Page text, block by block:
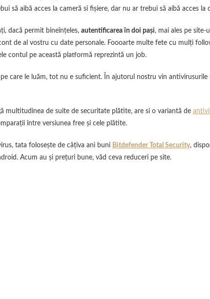
să aibă acces la cameră si fișiere, dar nu ar trebui să aibă acces la
dacă permit bineînțeles, autentificarea în doi pași, mai ales pe site-
de al vostru cu date personale. Foooarte multe fete cu mulți
contul pe această platformă reprezintă un job.
care le luăm, tot nu e suficient. În ajutorul nostru vin antivirusurile
multitudinea de suite de securitate plătite, are si o variantă de
între versiunea free și cele plătite.
tata folosește de câțiva ani buni Bitdefender Total Security,
Acum au și prețuri bune, văd ceva reduceri pe site.